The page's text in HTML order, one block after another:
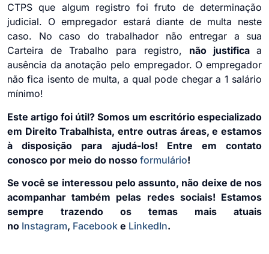
CTPS que algum registro foi fruto de determinação
judicial. O empregador estará diante de multa neste
caso. No caso do trabalhador não entregar a sua
Carteira de Trabalho para registro, não justificaa
ausência da anotação pelo empregador. O empregador
não fica isento de multa, a qual pode chegar a 1 salário
mínimo!
Este artigo foi útil? Somos um escritório especializado
em Direito Trabalhista, entre outras áreas, e estamos
à disposição para ajudá-los! Entre em contato
conosco por meio do nosso formulário!
Se você se interessou pelo assunto, não deixe de nos
acompanhar também pelas redes sociais! Estamos
sempre trazendo os temas mais atuais
no Instagram, Facebook e LinkedIn.